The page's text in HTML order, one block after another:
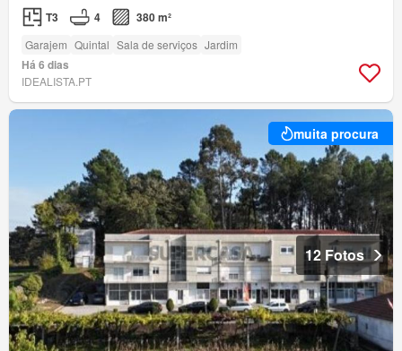
T3 4 380 m²
Garajem Quintal Sala de serviços Jardim
Há 6 dias
IDEALISTA.PT
muita procura
12 Fotos